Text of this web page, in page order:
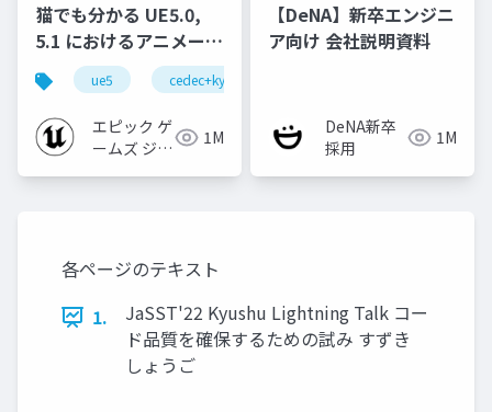
猫でも分かる UE5.0,
5.1 におけるアニメーシ
ョンの新機能について
【CEDEC+KYUSHU
2022】
ue5 cedec+kyushu
エピック ゲ
ームズ ジャ
1M
【DeNA】新卒エンジニ
ア向け 会社説明資料
DeNA新卒
採用
1M
各ページのテキスト
1.
JaSST'22 Kyushu Lightning Talk コー
ド品質を確保するための試み すずき
しょうご